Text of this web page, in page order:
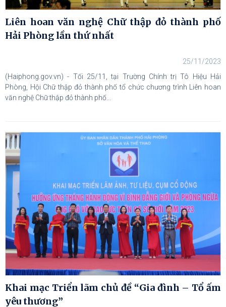
Liên hoan văn nghệ Chữ thập đỏ thành phố
Hải Phòng lần thứ nhất
25/11/2023
(Haiphong.gov.vn) - Tối 25/11, tại Trường Chính trị Tô Hiệu Hải
Phòng, Hội Chữ thập đỏ thành phố tổ chức chương trình Liên hoan
văn nghệ Chữ thập đỏ thành phố...
Khai mạc Triển lãm chủ đề “Gia đình – Tổ ấm
yêu thương”